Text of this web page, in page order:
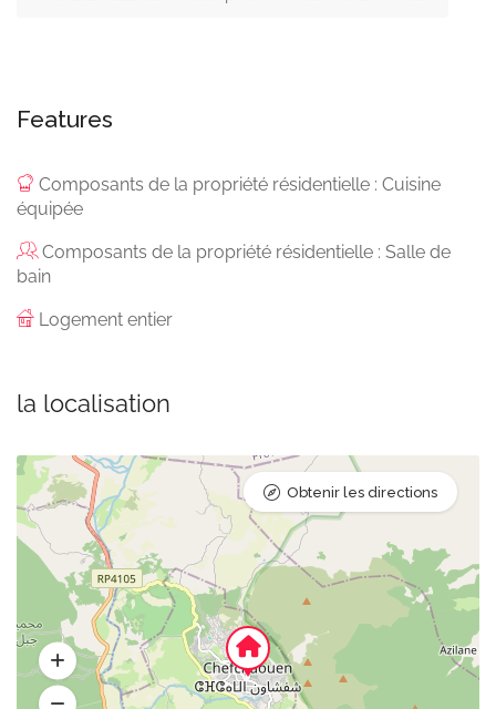
Features
Composants de la propriété résidentielle : Cuisine
équipée
Composants de la propriété résidentielle : Salle de
bain
Logement entier
la localisation
Obtenir les directions